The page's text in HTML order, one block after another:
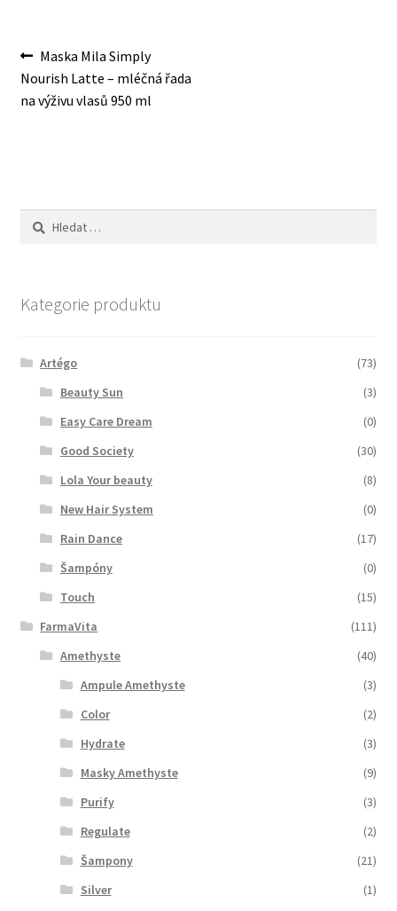
Zásady ochrany osobních údajů
Navigace
pro
Předchozí
příspěvek:
Maska Mila Simply
Nourish Latte – mléčná řada
na výživu vlasů 950 ml
Vyhledávání
Kategorie produktu
Artégo
(73)
Beauty Sun
(3)
Easy Care Dream
(0)
Good Society
(30)
Lola Your beauty
(8)
New Hair System
(0)
Rain Dance
(17)
Šampóny
(0)
Touch
(15)
FarmaVita
(111)
Amethyste
(40)
Ampule Amethyste
(3)
Color
(2)
Hydrate
(3)
Masky Amethyste
(9)
Purify
(3)
Regulate
(2)
Šampony
(21)
Silver
(1)